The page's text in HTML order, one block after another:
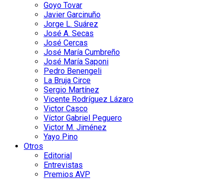
Goyo Tovar
Javier Garcinuño
Jorge L. Suárez
José A. Secas
José Cercas
José María Cumbreño
José María Saponi
Pedro Benengeli
La Bruja Circe
Sergio Martínez
Vicente Rodríguez Lázaro
Victor Casco
Víctor Gabriel Peguero
Victor M. Jiménez
Yayo Pino
Otros
Editorial
Entrevistas
Premios AVP